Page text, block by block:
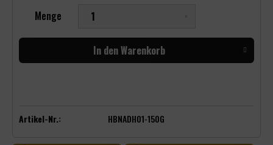
Menge
In denWarenkorb
Artikel-Nr.: HBNADH01-150G